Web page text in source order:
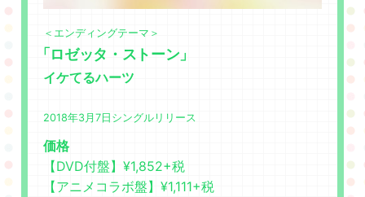
＜エンディングテーマ＞
「ロゼッタ・ストーン」
イケてるハーツ
2018年3月7日シングルリリース
価格
【DVD付盤】¥1,852+税
【アニメコラボ盤】¥1,111+税